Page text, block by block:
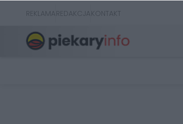
REKLAMAREDAKCJAKONTAKT